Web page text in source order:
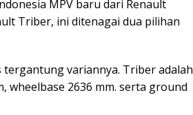
MPV baru dari Renault
Triber, ini ditenagai dua pilihan
variannya. Triber adalah
wheelbase 2636 mm. serta ground